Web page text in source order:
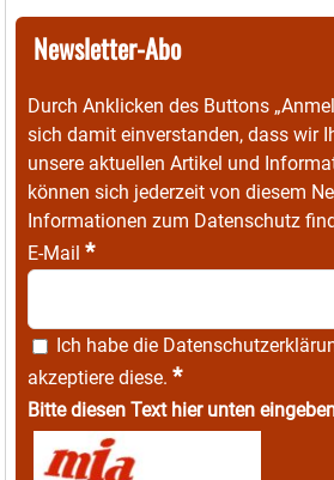
Newsletter-Abo
Durch Anklicken des Buttons
sich damit einverstanden, dass wir
unsere aktuellen Artikel und
können sich jederzeit von diesem
Informationen zum Datenschutz
E-Mail *
Ich habe die
akzeptiere diese. *
Bitte diesen Text hier unten